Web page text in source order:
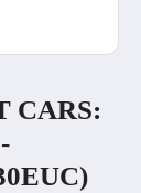
CARS: